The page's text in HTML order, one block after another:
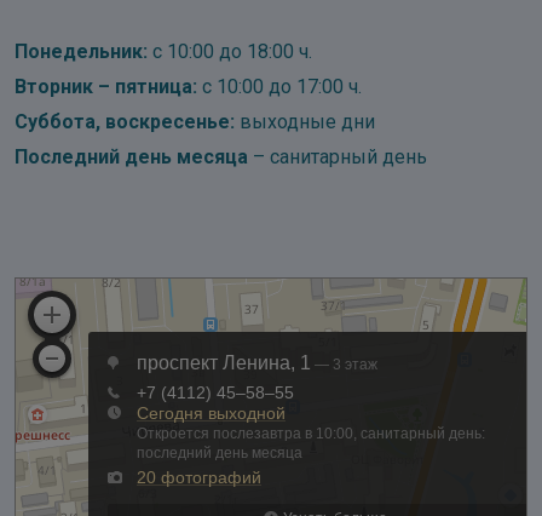
Понедельник: с 10:00 до 18:00 ч.
Вторник – пятница: с 10:00 до 17:00 ч.
Суббота, воскресенье: выходные дни
Последний день месяца – санитарный день